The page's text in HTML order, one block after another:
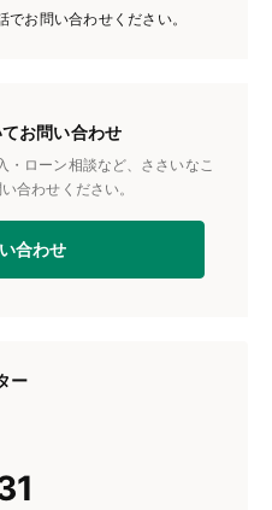
お問い合わせください。
お問い合わせ
・ローン相談など、ささいなこ
合わせください。
合わせ
ー